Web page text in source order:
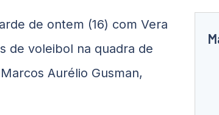
de ontem (16) com Vera
de voleibol na quadra de
Aurélio Gusman,